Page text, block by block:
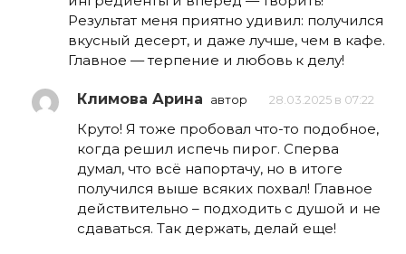
Результат меня приятно удивил: получился
вкусный десерт, и даже лучше, чем в кафе.
Главное — терпение и любовь к делу!
Климова Арина автор 28.03.2025 в 07:22
Круто! Я тоже пробовал что-то подобное,
когда решил испечь пирог. Сперва
думал, что всё напортачу, но в итоге
получился выше всяких похвал! Главное
действительно – подходить с душой и не
сдаваться. Так держать, делай еще!